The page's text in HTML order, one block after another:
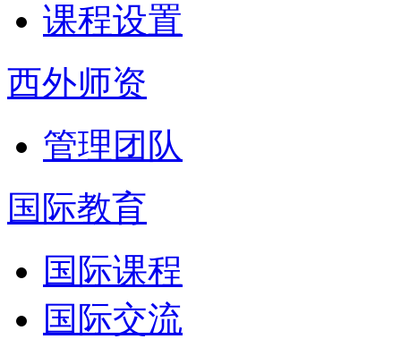
课程设置
西外师资
管理团队
国际教育
国际课程
国际交流